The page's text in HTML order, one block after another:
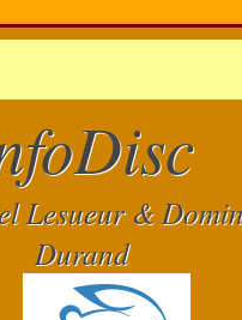
Lesueur &
Durand